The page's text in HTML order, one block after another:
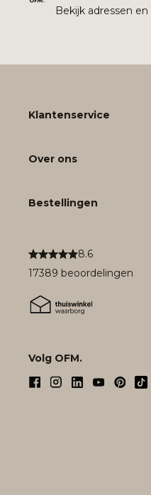
Bekijk adressen
8.6
17389 beoordelingen
Volg OFM.
Klantenservice
Over ons
Bestellingen